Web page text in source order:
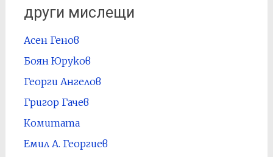
други мислещи
Асен Генов
Боян Юруков
Георги Ангелов
Григор Гачев
Комитата
Емил А. Георгиев